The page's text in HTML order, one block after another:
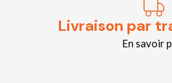
Livraison par
En savoir